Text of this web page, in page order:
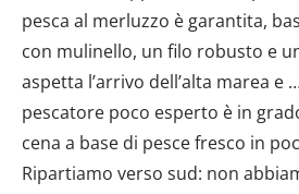
analizzare il nostro traffico.
informazioni sul modo in cui utilizzi
nostri partner che si occupano di
pubblicità e social media, i quali
con altre informazioni che hai
raccolto dal tuo utilizzo dei loro